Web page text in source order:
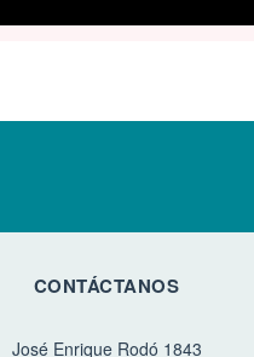
CONTÁCTANOS
José Enrique Rodó 1843